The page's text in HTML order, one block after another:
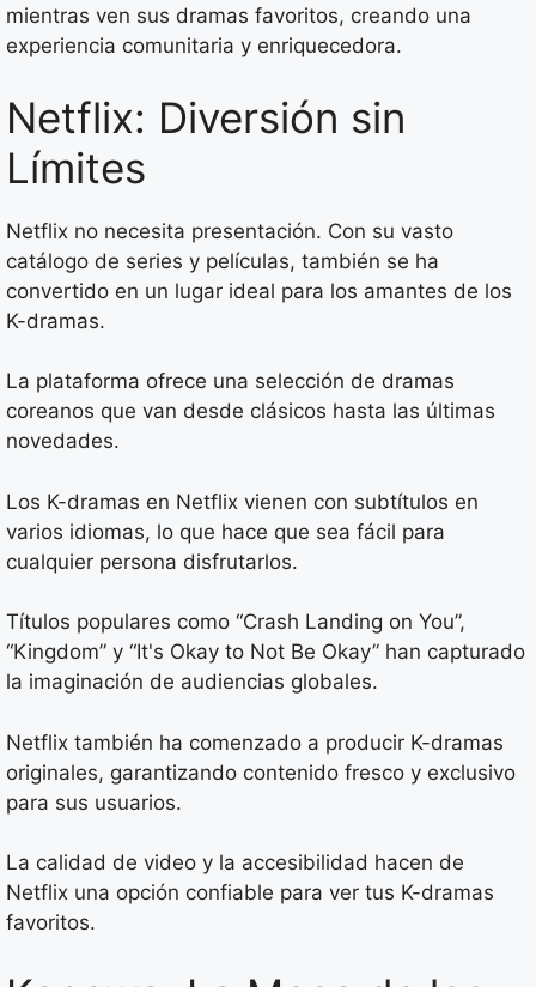
mientras ven sus dramas favoritos, creando una
experiencia comunitaria y enriquecedora.
Netflix: Diversión sin
Límites
Netflix no necesita presentación. Con su vasto
catálogo de series y películas, también se ha
convertido en un lugar ideal para los amantes de los
K-dramas.
La plataforma ofrece una selección de dramas
coreanos que van desde clásicos hasta las últimas
novedades.
Los K-dramas en Netflix vienen con subtítulos en
varios idiomas, lo que hace que sea fácil para
cualquier persona disfrutarlos.
Títulos populares como “Crash Landing on You”,
“Kingdom” y “It's Okay to Not Be Okay” han capturado
la imaginación de audiencias globales.
Netflix también ha comenzado a producir K-dramas
originales, garantizando contenido fresco y exclusivo
para sus usuarios.
La calidad de video y la accesibilidad hacen de
Netflix una opción confiable para ver tus K-dramas
favoritos.